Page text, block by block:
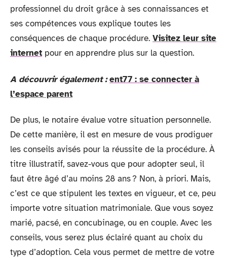
professionnel du droit grâce à ses connaissances et
ses compétences vous explique toutes les
conséquences de chaque procédure. Visitez leur site
internet pour en apprendre plus sur la question.
A découvrir également : ent77 : se connecter à
l’espace parent
De plus, le notaire évalue votre situation personnelle.
De cette manière, il est en mesure de vous prodiguer
les conseils avisés pour la réussite de la procédure. À
titre illustratif, savez-vous que pour adopter seul, il
faut être âgé d’au moins 28 ans ? Non, à priori. Mais,
c’est ce que stipulent les textes en vigueur, et ce, peu
importe votre situation matrimoniale. Que vous soyez
marié, pacsé, en concubinage, ou en couple. Avec les
conseils, vous serez plus éclairé quant au choix du
type d’adoption. Cela vous permet de mettre de votre